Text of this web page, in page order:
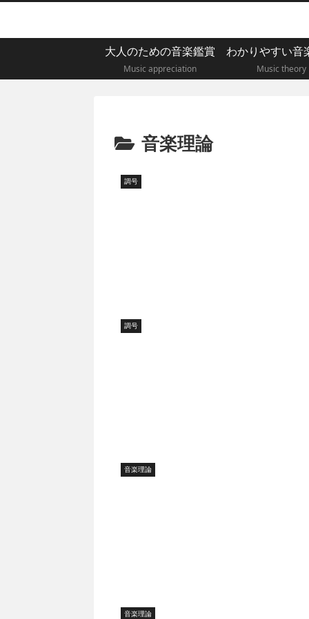
大人のための音楽鑑賞
Music appreciation
わかりやすい音
Music theory
音楽理論
調号
調号
音楽理論
音楽理論